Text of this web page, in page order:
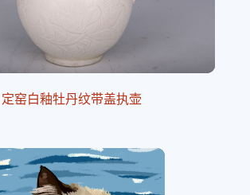
定窑白釉牡丹纹带盖执壶